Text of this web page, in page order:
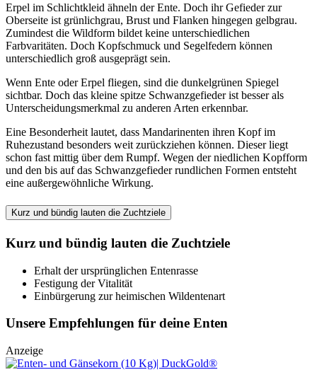
Erpel im Schlichtkleid ähneln der Ente. Doch ihr Gefieder zur
Oberseite ist grünlichgrau, Brust und Flanken hingegen gelbgrau.
Zumindest die Wildform bildet keine unterschiedlichen
Farbvaritäten. Doch Kopfschmuck und Segelfedern können
unterschiedlich groß ausgeprägt sein.
Wenn Ente oder Erpel fliegen, sind die dunkelgrünen Spiegel
sichtbar. Doch das kleine spitze Schwanzgefieder ist besser als
Unterscheidungsmerkmal zu anderen Arten erkennbar.
Eine Besonderheit lautet, dass Mandarinenten ihren Kopf im
Ruhezustand besonders weit zurückziehen können. Dieser liegt
schon fast mittig über dem Rumpf. Wegen der niedlichen Kopfform
und den bis auf das Schwanzgefieder rundlichen Formen entsteht
eine außergewöhnliche Wirkung.
Kurz und bündig lauten die Zuchtziele
Kurz und bündig lauten die Zuchtziele
Erhalt der ursprünglichen Entenrasse
Festigung der Vitalität
Einbürgerung zur heimischen Wildentenart
Unsere Empfehlungen für deine Enten
Anzeige